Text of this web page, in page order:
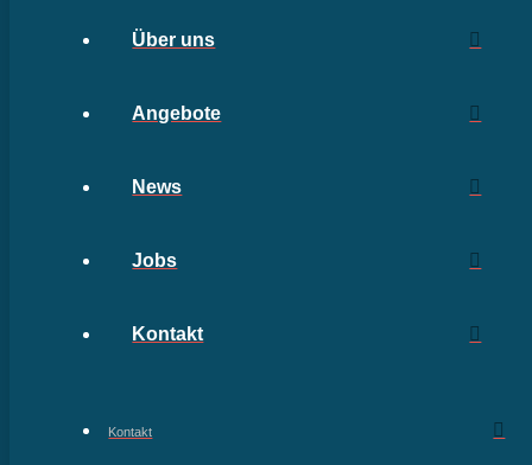
Über uns
Angebote
News
Jobs
Kontakt
Kontakt